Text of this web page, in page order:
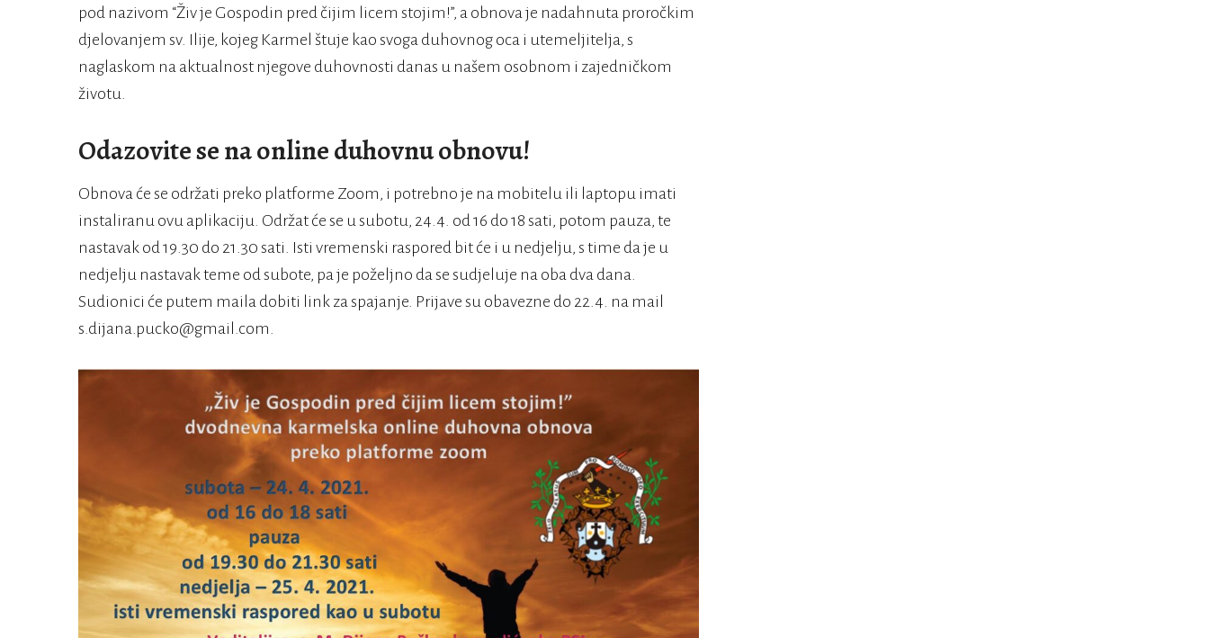
pod nazivom “Živ je Gospodin pred čijim licem stojim!”, a obnova je nadahnuta proročkim
djelovanjem sv. Ilije, kojeg Karmel štuje kao svoga duhovnog oca i utemeljitelja, s
naglaskom na aktualnost njegove duhovnosti danas u našem osobnom i zajedničkom
životu.
Odazovite se na online duhovnu obnovu!
Obnova će se održati preko platforme Zoom, i potrebno je na mobitelu ili laptopu imati
instaliranu ovu aplikaciju. Održat će se u subotu, 24.4. od 16 do 18 sati, potom pauza, te
nastavak od 19.30 do 21.30 sati. Isti vremenski raspored bit će i u nedjelju, s time da je u
nedjelju nastavak teme od subote, pa je poželjno da se sudjeluje na oba dva dana.
Sudionici će putem maila dobiti link za spajanje. Prijave su obavezne do 22.4. na mail
s.dijana.pucko@gmail.com.